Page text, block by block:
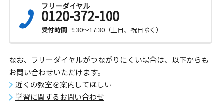
フリーダイヤル
0120-372-100
受付時間 9:30～17:30（土日、祝日除く）
なお、フリーダイヤルがつながりにくい場合は、以下からも
お問い合わせいただけます。
近くの教室を案内してほしい
学習に関するお問い合わせ